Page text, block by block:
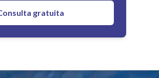
gratuita